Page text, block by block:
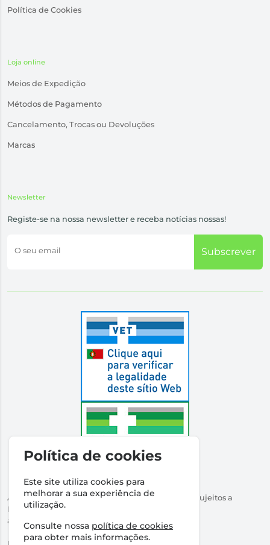
Política de Cookies
Loja online
Meios de Expedição
Métodos de Pagamento
Cancelamento, Trocas ou Devoluções
Marcas
Newsletter
Registe-se na nossa newsletter e receba notícias nossas!
O seu email Subscrever
Autorizado a Disponibilizar Medicamentos Não Sujeitos a
Receita Médica
através da Internet pelo Infarmed. I.P.
Direção Técnica:Dr Ricardo Santos
Política de cookies
Este site utiliza cookies para
melhorar a sua experiência de
utilização.
Consulte nossa política de cookies
para obter mais informações.